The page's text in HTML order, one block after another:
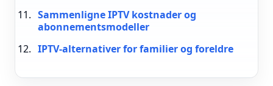
Sammenligne IPTV kostnader og
abonnementsmodeller
IPTV-alternativer for familier og foreldre